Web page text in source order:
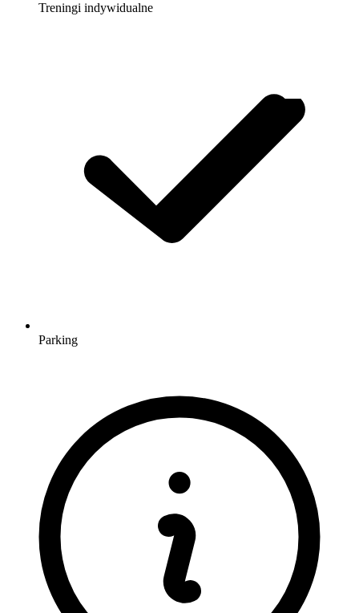
Treningi indywidualne
Parking